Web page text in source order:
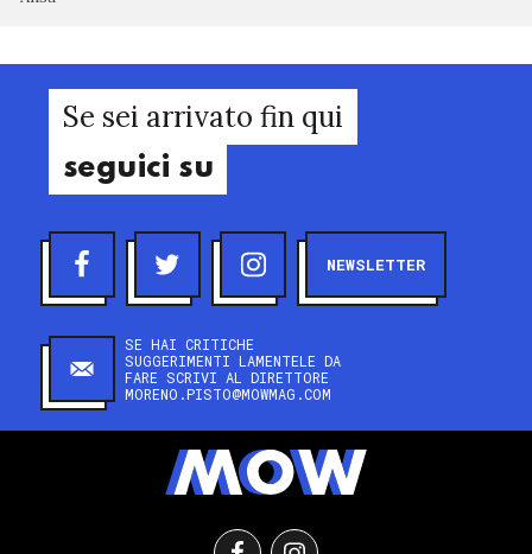
Se sei arrivato fin qui
seguici su
NEWSLETTER
SE HAI CRITICHE
SUGGERIMENTI LAMENTELE DA
FARE SCRIVI AL DIRETTORE
MORENO.PISTO@MOWMAG.COM